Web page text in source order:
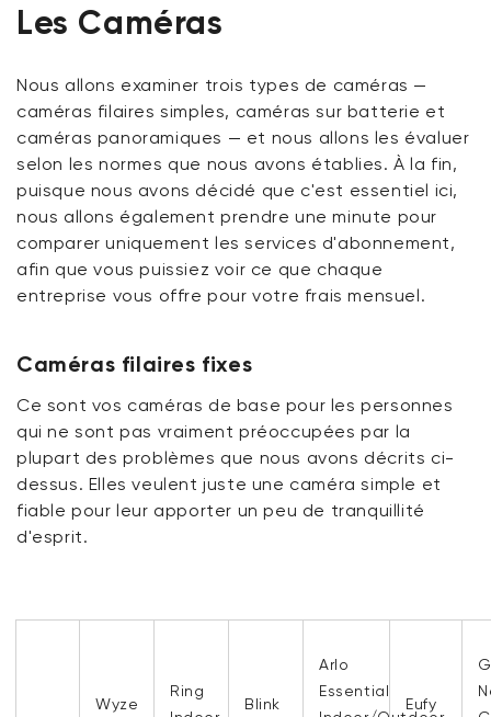
Les Caméras
Nous allons examiner trois types de caméras —
caméras filaires simples, caméras sur batterie et
caméras panoramiques — et nous allons les évaluer
selon les normes que nous avons établies. À la fin,
puisque nous avons décidé que c'est essentiel ici,
nous allons également prendre une minute pour
compareruniquement les services d'abonnement,
afin que vous puissiez voir ce que chaque
entreprise vous offre pour votre frais mensuel.
Caméras filaires fixes
Ce sont vos caméras de base pour les personnes
qui ne sont pas vraiment préoccupées par la
plupart des problèmes que nous avons décrits ci-
dessus. Elles veulent juste une caméra simple et
fiable pour leur apporter un peu de tranquillité
d'esprit.
Wyze
Ring
Blink
Arlo
Essential
Eufy